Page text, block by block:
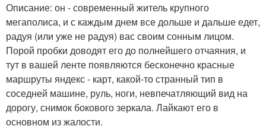
Описание: он - современный житель крупного
мегаполиса, и с каждым днем все дольше и дальше едет,
радуя (или уже не радуя) вас своим сонным лицом.
Порой пробки доводят его до полнейшего отчаяния, и
тут в вашей ленте появляются бесконечно красные
маршруты яндекс - карт, какой-то странный тип в
соседней машине, руль, ноги, невпечатляющий вид на
дорогу, снимок бокового зеркала. Лайкают его в
основном из жалости.